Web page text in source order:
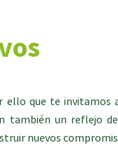
ello que te invitamos
también un reflejo
nuevos